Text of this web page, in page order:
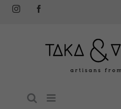
PasserInstagram